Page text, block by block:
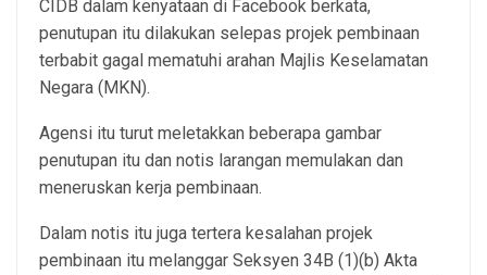
CIDB dalam kenyataan di Facebook berkata,
penutupan itu dilakukan selepas projek pembinaan
terbabit gagal mematuhi arahan Majlis Keselamatan
Negara (MKN).
Agensi itu turut meletakkan beberapa gambar
penutupan itu dan notis larangan memulakan dan
meneruskan kerja pembinaan.
Dalam notis itu juga tertera kesalahan projek
pembinaan itu melanggar Seksyen 34B (1)(b) Akta